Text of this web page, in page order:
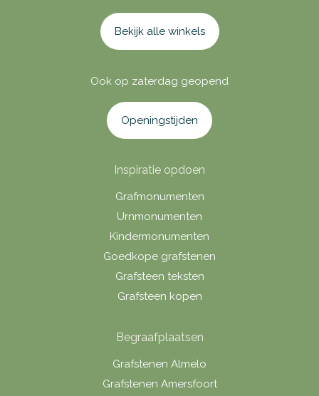
Bekijk alle winkels
Ook op zaterdag geopend
Openingstijden
Inspiratie opdoen
Grafmonumenten
Urnmonumenten
Kindermonumenten
Goedkope grafstenen
Grafsteen teksten
Grafsteen kopen
Begraafplaatsen
Grafstenen Almelo
Grafstenen Amersfoort